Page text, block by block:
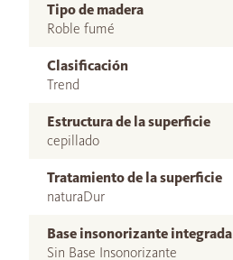
Tipo de madera
Roble fumé
Clasificación
Trend
Estructura de la superficie
cepillado
Tratamiento de la superficie
naturaDur
Base insonorizante integrada
Sin Base Insonorizante